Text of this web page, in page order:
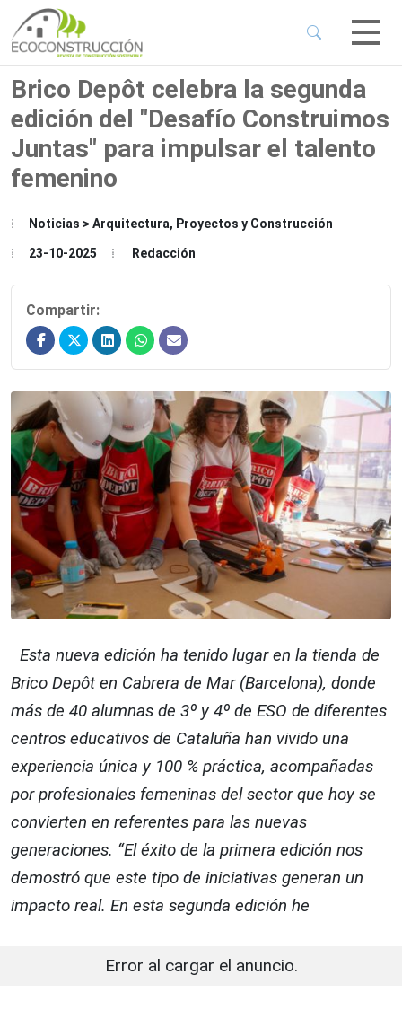
Menu
Menu
Menu
Brico Depôt celebra la segunda
edición del "Desafío Construimos
Juntas" para impulsar el talento
femenino
Noticias > Arquitectura, Proyectos y Construcción
23-10-2025 Redacción
Compartir:
Esta nueva edición ha tenido lugar en la tienda de
Brico Depôt en Cabrera de Mar (Barcelona), donde
más de 40 alumnas de 3º y 4º de ESO de diferentes
centros educativos de Cataluña han vivido una
experiencia única y 100 % práctica, acompañadas
por profesionales femeninas del sector que hoy se
convierten en referentes para las nuevas
generaciones. “El éxito de la primera edición nos
demostró que este tipo de iniciativas generan un
impacto real. En esta segunda edición he
Error al cargar el anuncio.